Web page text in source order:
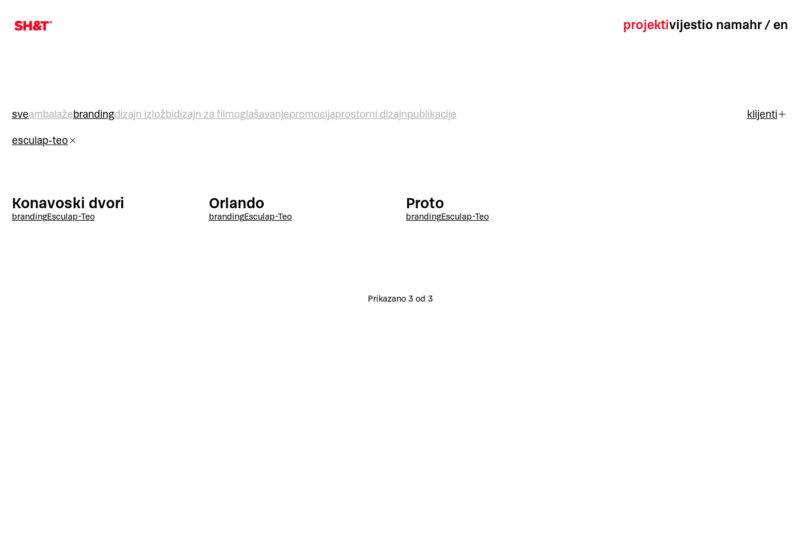
projektivijestio namahr/en
sveambalažebrandingdizajn izložbidizajn za filmoglašavanjepromocijaprostorni dizajnpublikacije
klijenti
esculap-teo
Konavoski dvori
brandingEsculap-Teo
Orlando
brandingEsculap-Teo
Proto
brandingEsculap-Teo
Prikazano 3 od 3